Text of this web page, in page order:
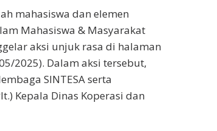
mahasiswa dan elemen
Mahasiswa & Masyarakat
aksi unjuk rasa di halaman
2025). Dalam aksi tersebut,
SINTESA serta
Kepala Dinas Koperasi dan